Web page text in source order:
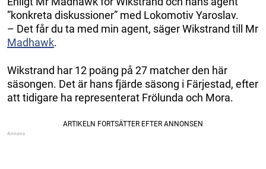
”konkreta diskussioner” med Lokomotiv Yaroslav.
– Det får du ta med min agent, säger Wikstrand till Mr
Madhawk.
Wikstrand har 12 poäng på 27 matcher den här
säsongen. Det är hans fjärde säsong i Färjestad, efter
att tidigare ha representerat Frölunda och Mora.